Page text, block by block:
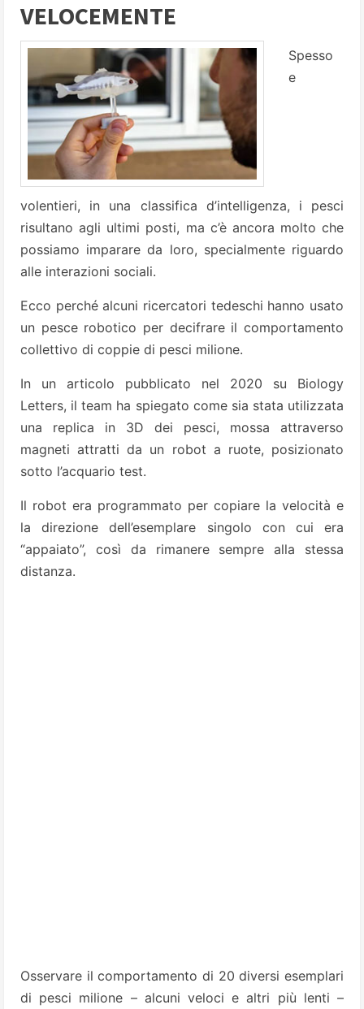
VELOCEMENTE
Spesso
e
volentieri, in una classifica d’intelligenza, i pesci
risultano agli ultimi posti, ma c’è ancora molto che
possiamo imparare da loro, specialmente riguardo
alle interazioni sociali.
Ecco perché alcuni ricercatori tedeschi hanno usato
un pesce robotico per decifrare il comportamento
collettivo di coppie di pesci milione.
In un articolo pubblicato nel 2020 su Biology
Letters, il team ha spiegato come sia stata utilizzata
una replica in 3D dei pesci, mossa attraverso
magneti attratti da un robot a ruote, posizionato
sotto l’acquario test.
Il robot era programmato per copiare la velocità e
la direzione dell’esemplare singolo con cui era
“appaiato”, così da rimanere sempre alla stessa
distanza.
Osservare il comportamento di 20 diversi esemplari
di pesci milione – alcuni veloci e altri più lenti –